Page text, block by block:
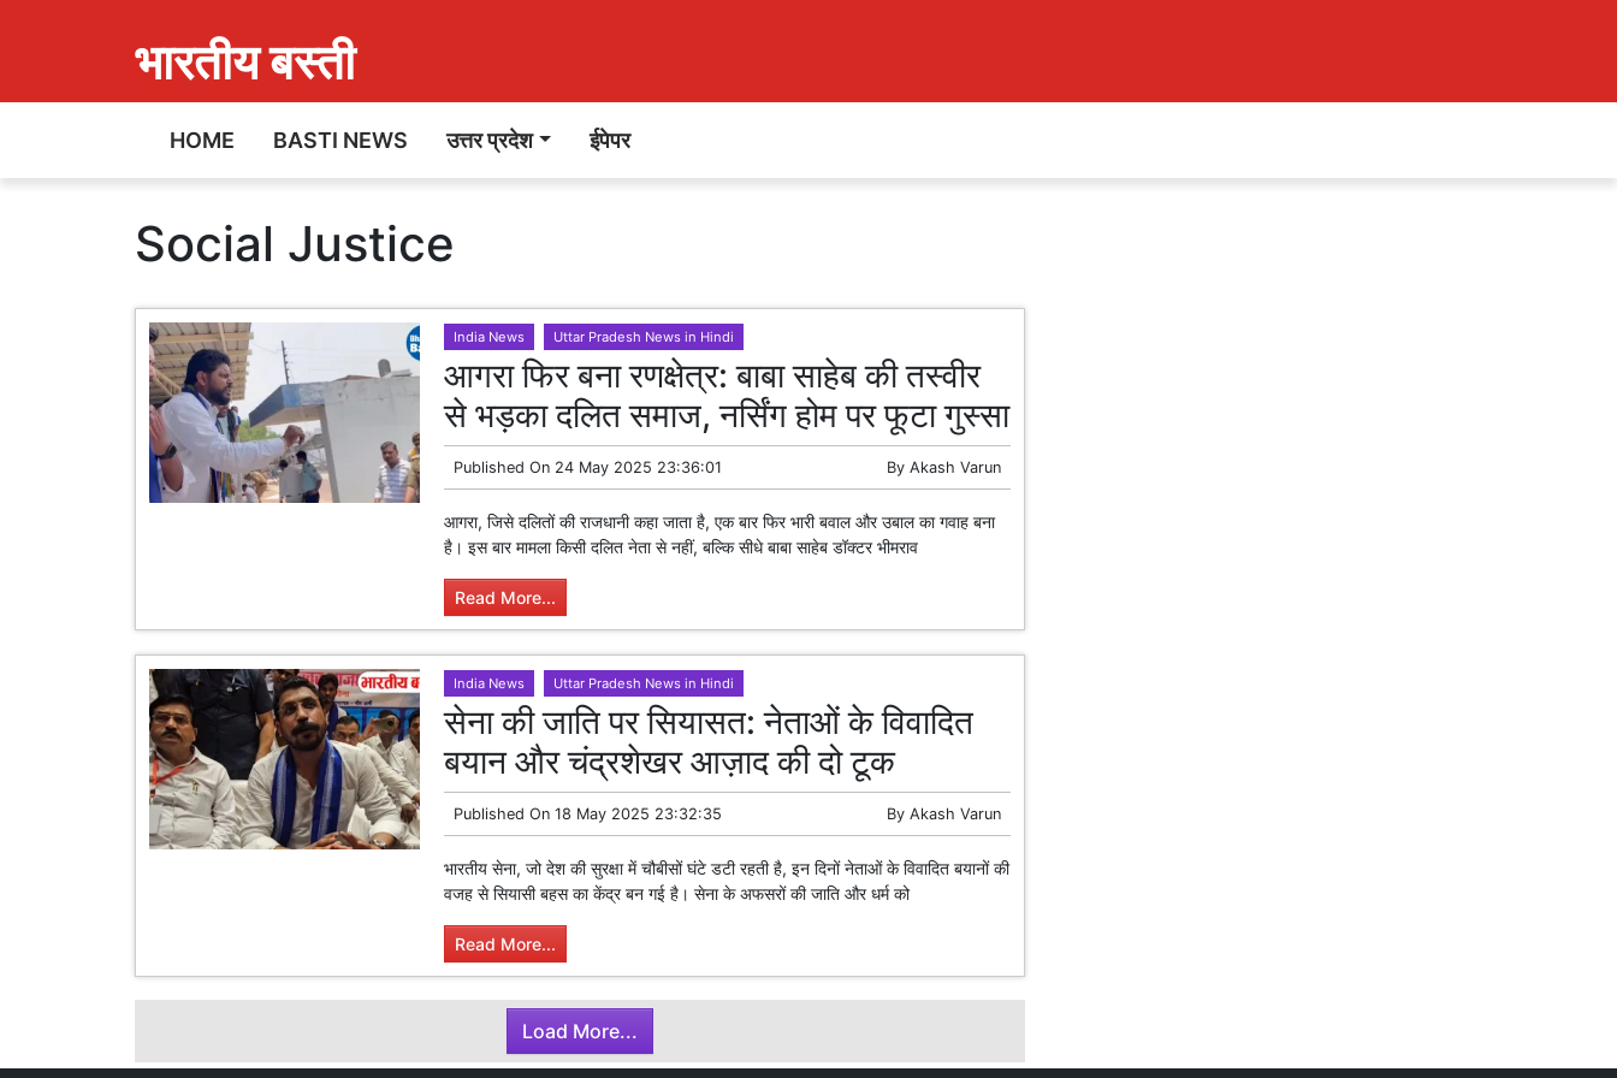
भारतीय बस्ती
HOME BASTI NEWS उत्तर प्रदेश ईपेपर
Social Justice
India News Uttar Pradesh News in Hindi
आगरा फिर बना रणक्षेत्र: बाबा साहेब की तस्वीर
से भड़का दलित समाज, नर्सिंग होम पर फूटा गुस्सा
Published On 24 May 2025 23:36:01 By Akash Varun
आगरा, जिसे दलितों की राजधानी कहा जाता है, एक बार फिर भारी बवाल और उबाल का गवाह बना
है। इस बार मामला किसी दलित नेता से नहीं, बल्कि सीधे बाबा साहेब डॉक्टर भीमराव
Read More...
India News Uttar Pradesh News in Hindi
सेना की जाति पर सियासत: नेताओं के विवादित
बयान और चंद्रशेखर आज़ाद की दो टूक
Published On 18 May 2025 23:32:35 By Akash Varun
भारतीय सेना, जो देश की सुरक्षा में चौबीसों घंटे डटी रहती है, इन दिनों नेताओं के विवादित बयानों की
वजह से सियासी बहस का केंद्र बन गई है। सेना के अफसरों की जाति और धर्म को
Read More...
Load More...